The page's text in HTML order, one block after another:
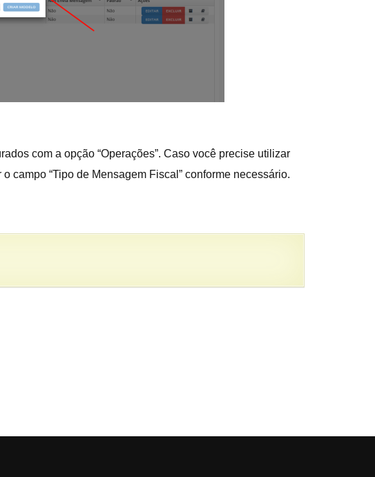
com a opção “Operações”. Caso você precise utilizar
campo “Tipo de Mensagem Fiscal” conforme necessário.